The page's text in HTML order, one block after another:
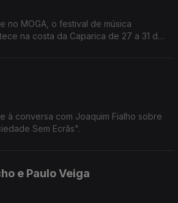
no MOGA, o festival de música
na costa da Caparica de 27 a 31 de
à conversa com Joaquim Fialho sobre
Sem Ecrãs".
e Paulo Veiga